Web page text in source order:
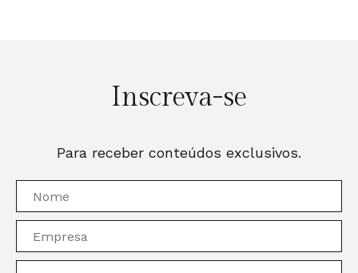
Inscreva-se
Para receber conteúdos exclusivos.